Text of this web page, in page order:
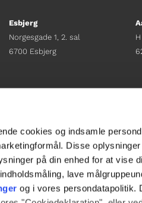
cookies og indsamle
Disse
på din enhed for at vise
lave
og i vores persondatapolitik.
Esbjerg
Norgesgade 1, 2. sal
6700 Esbjerg
sanne.h@gladfonden.dk
 